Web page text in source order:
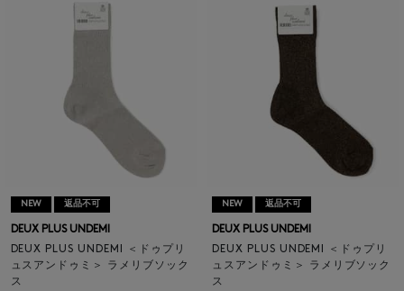
NEW 返品不可
DEUX PLUS UNDEMI
DEUX PLUS UNDEMI ＜ドゥプリ
ュスアンドゥミ＞ ラメリブソック
ス
NEW 返品不可
DEUX PLUS UNDEMI
DEUX PLUS UNDEMI ＜ドゥプリ
ュスアンドゥミ＞ ラメリブソック
ス